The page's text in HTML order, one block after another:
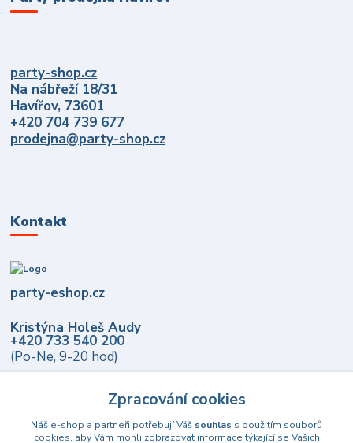
party-shop.cz
Na nábřeží 18/31
Havířov, 73601
+420 704 739 677
prodejna@party-shop.cz
Kontakt
party-eshop.cz
Kristýna Holeš Audy
+420 733 540 200
(Po-Ne, 9-20 hod)
Zpracování cookies
Náš e-shop a partneři potřebují Váš souhlas s použitím souborů
cookies, aby Vám mohli zobrazovat informace týkající se Vašich